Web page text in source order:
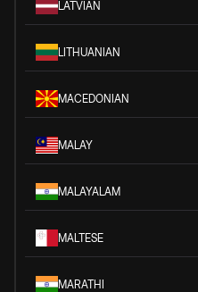
LATVIAN
LITHUANIAN
MACEDONIAN
MALAY
MALAYALAM
MALTESE
MARATHI